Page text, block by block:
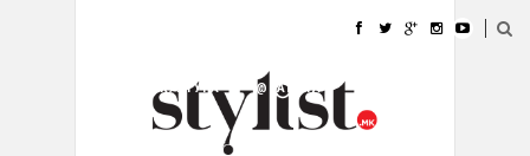
УБАВИНА
КУЛТУРА @РАБОТА
ИЗЛОГ